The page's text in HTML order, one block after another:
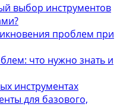
выбор инструментов
проблем при
что нужно знать и
инструментах
для базового,